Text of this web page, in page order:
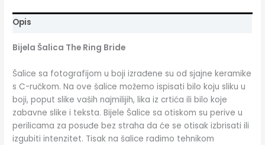
Opis
Bijela Šalica The Ring Bride
Šalice sa fotografijom u boji izrađene su od sjajne keramike
s C-ručkom. Na ove šalice možemo ispisati bilo koju sliku u
boji, poput slike vaših najmilijih, lika iz crtića ili bilo koje
zabavne slike i teksta. Bijele Šalice sa otiskom su perive u
perilicama za posuđe bez straha da će se otisak izbrisati ili
izgubiti intenzitet. Tisak na šalice radimo tehnikom